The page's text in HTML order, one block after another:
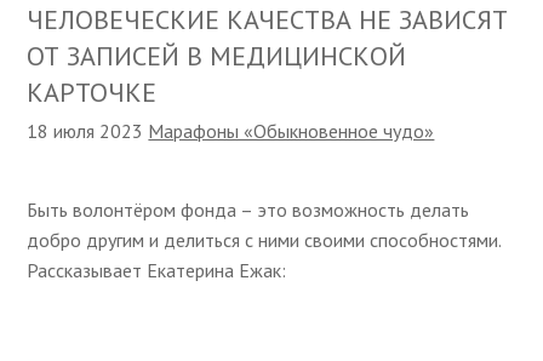
ЧЕЛОВЕЧЕСКИЕ КАЧЕСТВА НЕ ЗАВИСЯТ
ОТ ЗАПИСЕЙ В МЕДИЦИНСКОЙ
КАРТОЧКЕ
18 июля 2023 Марафоны «Обыкновенное чудо»
Быть волонтёром фонда – это возможность делать
добро другим и делиться с ними своими способностями.
Рассказывает Екатерина Ежак: